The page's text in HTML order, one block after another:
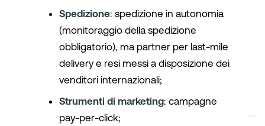
Spedizione: spedizione in autonomia
(monitoraggio della spedizione
obbligatorio), ma partner per last-mile
delivery e resi messi a disposizione dei
venditori internazionali;
Strumenti di marketing: campagne
pay-per-click;